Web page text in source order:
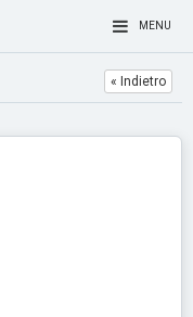
MENU
« Indietro